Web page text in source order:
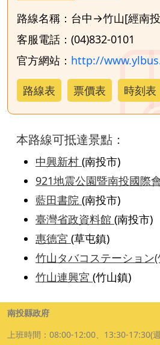
路線名稱：台中→竹山[經南
客服電話：(04)832-0101
官方網站： http://
路線表 票價表 時刻表
本路線可抵達景點：
中興新村 (南投市)
921地震公園暨南投國際
藍田書院 (南投市)
臺灣省政資料館 (南投市)
惠德宮 (草屯鎮)
竹山タバコステーション
竹山連興宮 (竹山鎮)
南投縣政府
上班時間：08:00-12:00、13:30-17:30(